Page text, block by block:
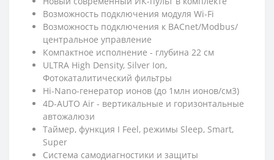
Возможность подключения модуля Wi-Fi
Возможность подключения к BACnet/Modbus/
центральное управление
Компактное исполнение - глубина 22 см
ULTRA High Density, Silver Ion,
Фотокаталитический фильтры
Hi-Nano-генератор ионов (до 1млн ионов/см3)
4D-AUTO Air - вертикальные и горизонтальные
автожалюзи
Таймер, функция I Feel, режимы Sleep, Smart,
Super
Система самодиагностики и защиты